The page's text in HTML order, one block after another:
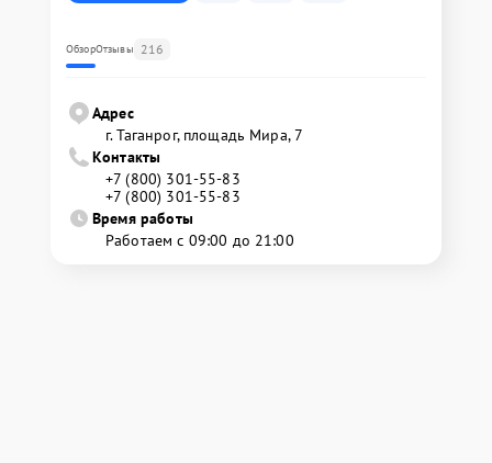
ОбзорОтзывы 216
Адрес
г. Таганрог, площадь Мира, 7
Контакты
+7 (800) 301-55-83
+7 (800) 301-55-83
Время работы
Работаем с 09:00 до 21:00